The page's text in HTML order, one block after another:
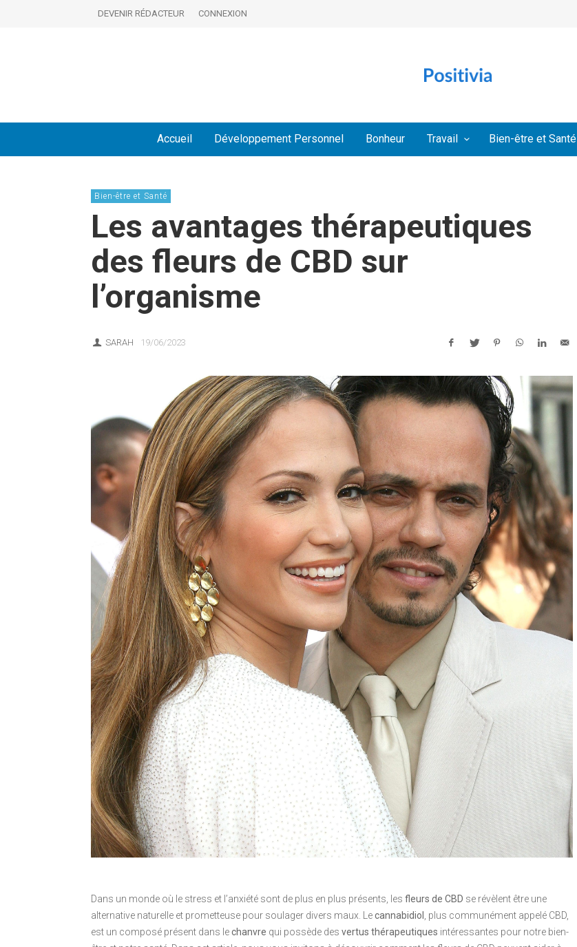
DEVENIR RÉDACTEUR CONNEXION
Accueil Développement Personnel Bonheur Travail Bien-être et Santé
Bien-être et Santé
Les avantages thérapeutiques
des fleurs de CBD sur
l’organisme
SARAH 19/06/2023
Dans un monde où le stress et l’anxiété sont de plus en plus présents, les fleurs de CBD se révèlent être une
alternative naturelle et prometteuse pour soulager divers maux. Lecannabidiol
, plus communément appelé CBD,
est un composé présent dans lechanvre qui possède des vertus thérapeutiques intéressantes pour notre bien-